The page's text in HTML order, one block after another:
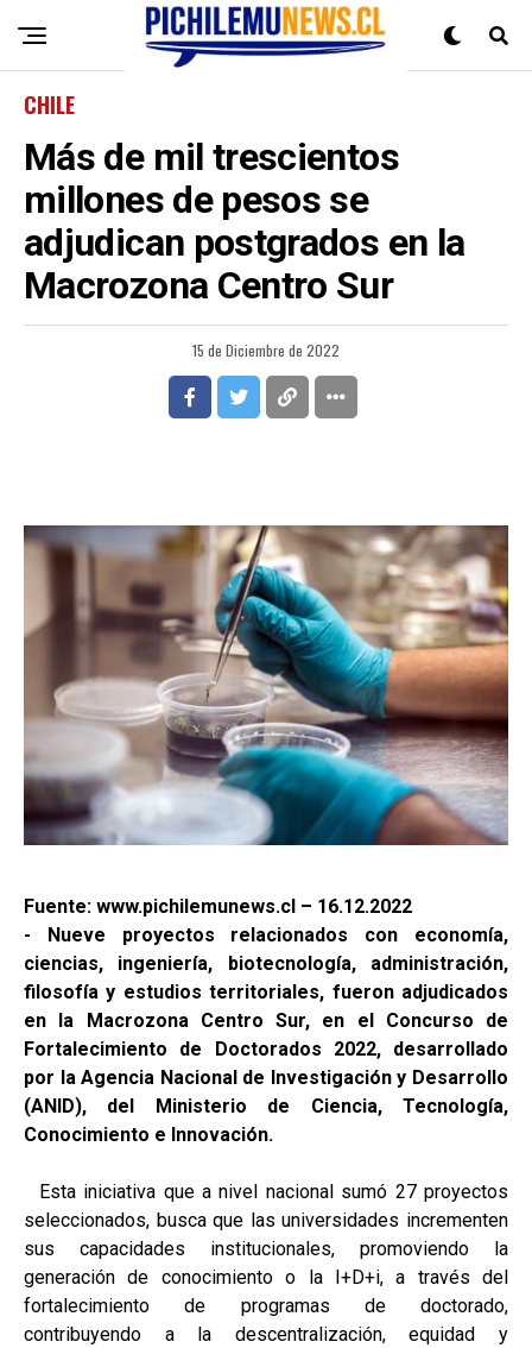
CHILE
Más de mil trescientos
millones de pesos se
adjudican postgrados en la
Macrozona Centro Sur
15 de Diciembre de 2022
Fuente: www.pichilemunews.cl – 16.12.2022
- Nueve proyectos relacionados con economía,
ciencias, ingeniería, biotecnología, administración,
filosofía y estudios territoriales, fueron adjudicados
en la Macrozona Centro Sur, en el Concurso de
Fortalecimiento de Doctorados 2022, desarrollado
por la Agencia Nacional de Investigación y Desarrollo
(ANID), del Ministerio de Ciencia, Tecnología,
Conocimiento e Innovación.
Esta iniciativa que a nivel nacional sumó 27 proyectos
seleccionados, busca que las universidades incrementen
sus capacidades institucionales, promoviendo la
generación de conocimiento o la I+D+i, a través del
fortalecimiento de programas de doctorado,
contribuyendo a la descentralización, equidad y